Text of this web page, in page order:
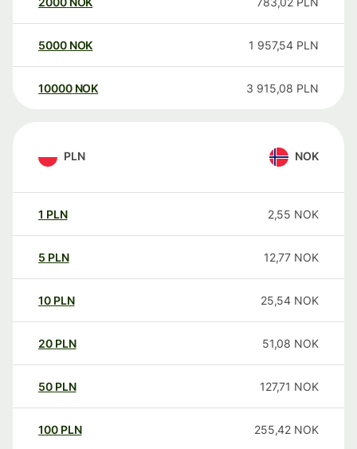
5000 NOK 1 957,54 PLN
10000 NOK 3 915,08 PLN
PLN NOK
1 PLN 2,55 NOK
5 PLN 12,77 NOK
10 PLN 25,54 NOK
20 PLN 51,08 NOK
50 PLN 127,71 NOK
100 PLN 255,42 NOK